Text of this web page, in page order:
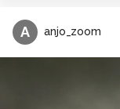
A anjo_zoom